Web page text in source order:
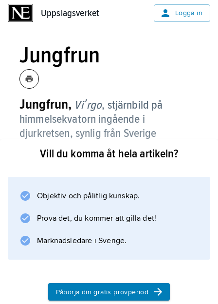
Uppslagsverket Logga in
Jungfrun
Jungfrun, Viʹrgo, stjärnbild på
himmelsekvatorn ingående i
djurkretsen, synlig från Sverige
huvudsakligen under årets första sex
månader.
stjärnbilden
stjärntecknen
Jungfrun och Vågen.
Information om artikeln
Vill du komma åt hela artikeln?
Objektiv och pålitlig kunskap.
Prova det, du kommer att gilla det!
Marknadsledare i Sverige.
Påbörja din gratis provperiod